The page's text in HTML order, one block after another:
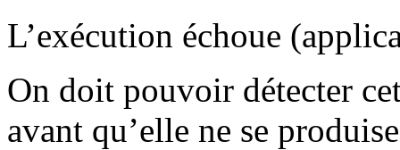
L’exécution échoue
On doit pouvoir détecter
avant qu’elle ne se